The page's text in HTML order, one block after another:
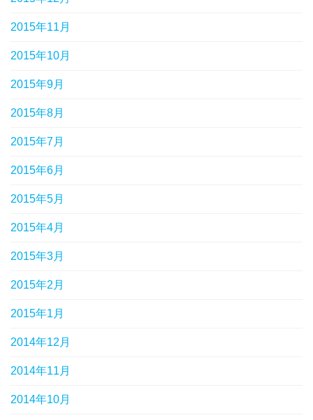
2015年11月
2015年10月
2015年9月
2015年8月
2015年7月
2015年6月
2015年5月
2015年4月
2015年3月
2015年2月
2015年1月
2014年12月
2014年11月
2014年10月